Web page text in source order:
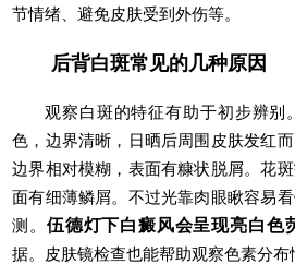
节情绪、避免皮肤受到外伤等。
后背白斑常见的几种原因
观察白斑的特征有助于初步辨别
色，边界清晰，日晒后周围皮肤发红
边界相对模糊，表面有糠状脱屑。花
面有细薄鳞屑。不过光靠肉眼瞅容易
测。 伍德灯下白癜风会呈现亮白色
据。皮肤镜检查也能帮助观察色素分布